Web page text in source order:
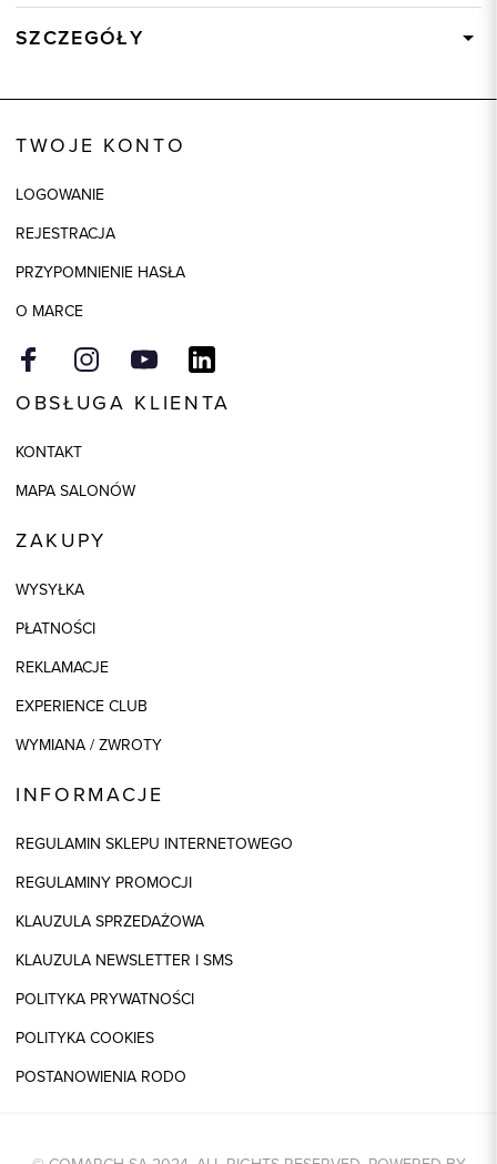
SZCZEGÓŁY
Skład tkaniny
Składy podszewek
Model
Kolor
TWOJE KONTO
LOGOWANIE
REJESTRACJA
PRZYPOMNIENIE HASŁA
O MARCE
OBSŁUGA KLIENTA
KONTAKT
MAPA SALONÓW
ZAKUPY
WYSYŁKA
PŁATNOŚCI
REKLAMACJE
EXPERIENCE CLUB
WYMIANA / ZWROTY
INFORMACJE
REGULAMIN SKLEPU INTERNETOWEGO
REGULAMINY PROMOCJI
KLAUZULA SPRZEDAŻOWA
KLAUZULA NEWSLETTER I SMS
POLITYKA PRYWATNOŚCI
POLITYKA COOKIES
POSTANOWIENIA RODO